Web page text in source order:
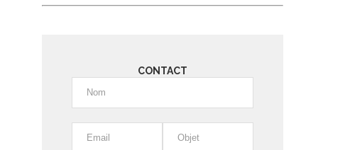
CONTACT